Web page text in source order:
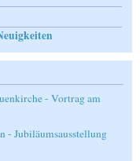
- Vortrag am
- Jubiläumsausstellung